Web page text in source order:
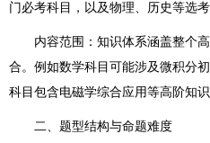
门必考科目，以及物理、历史等选考
内容范围：知识体系涵盖整个高
合。例如数学科目可能涉及微积分
科目包含电磁学综合应用等高阶知识
二、题型结构与命题难度